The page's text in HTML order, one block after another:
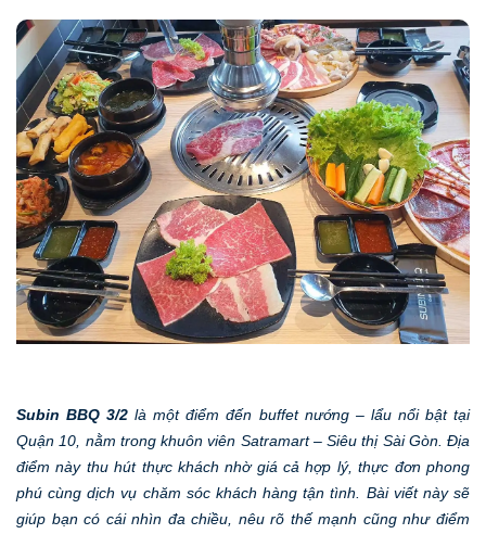
Subin BBQ 3/2 là một điểm đến buffet nướng – lẩu nổi bật tại
Quận 10, nằm trong khuôn viên Satramart – Siêu thị Sài Gòn. Địa
điểm này thu hút thực khách nhờ giá cả hợp lý, thực đơn phong
phú cùng dịch vụ chăm sóc khách hàng tận tình. Bài viết này sẽ
giúp bạn có cái nhìn đa chiều, nêu rõ thế mạnh cũng như điểm